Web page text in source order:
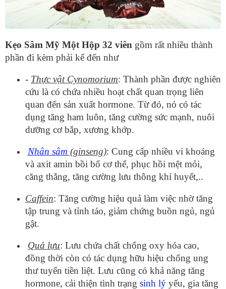
Kẹo Sâm Mỹ Một Hộp 32 viên gồm rất nhiều thành
phần đi kèm phải kể đến như
- Thực vật Cynomorium: Thành phần được nghiên
cứu là có chứa nhiều hoạt chất quan trọng liên
quan đến sản xuất hormone. Từ đó, nó có tác
dụng tăng ham luôn, tăng cường sức mạnh, nuôi
dưỡng cơ bắp, xương khớp.
Nhân sâm (ginseng): Cung cấp nhiều vi khoáng
và axit amin bồi bổ cơ thể, phục hồi mệt mỏi,
căng thẳng, tăng cường lưu thông khí huyết,..
Caffein: Tăng cường hiệu quả làm việc nhờ tăng
tập trung và tỉnh táo, giảm chứng buồn ngủ, ngủ
gật.
Quả lựu: Lưu chứa chất chống oxy hóa cao,
đồng thời còn có tác dụng hữu hiệu chống ung
thư tuyến tiền liệt. Lưu cũng có khả năng tăng
hormone, cải thiện tình trạng sinh lý yếu, gia tăng